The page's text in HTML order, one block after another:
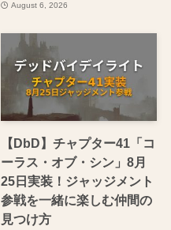
August 6, 2026
【DbD】チャプター41「コ
ーラス・オブ・シン」8月
25日実装！ジャッジメント
参戦を一緒に楽しむ仲間の
見つけ方